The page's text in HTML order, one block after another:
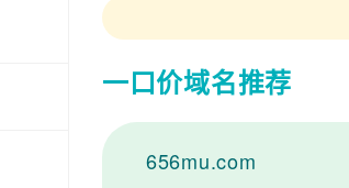
一口价域名推荐
656mu.com